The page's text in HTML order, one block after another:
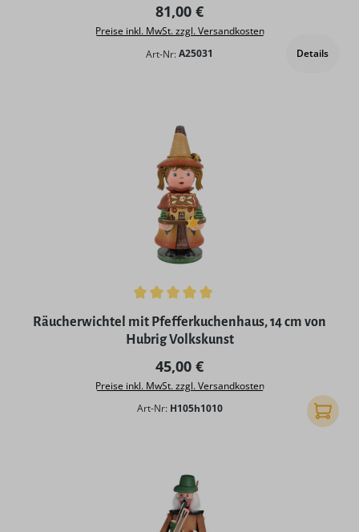
Regulärer Preis:
81,00 €
Preise inkl. MwSt. zzgl. Versandkosten
Art-Nr:A25031 Details
Durchschnittliche Bewertung von 5 von 5 Sternen
Räucherwichtel mit Pfefferkuchenhaus, 14 cm von
Hubrig Volkskunst
Regulärer Preis:
45,00 €
Preise inkl. MwSt. zzgl. Versandkosten
Art-Nr: H105h1010 In den